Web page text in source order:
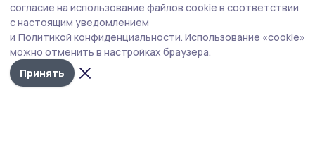
согласие на использование файлов cookie в соответствии
с настоящим уведомлением
и Политикой конфиденциальности. Использование «cookie»
можно отменить в настройках браузера.
Принять